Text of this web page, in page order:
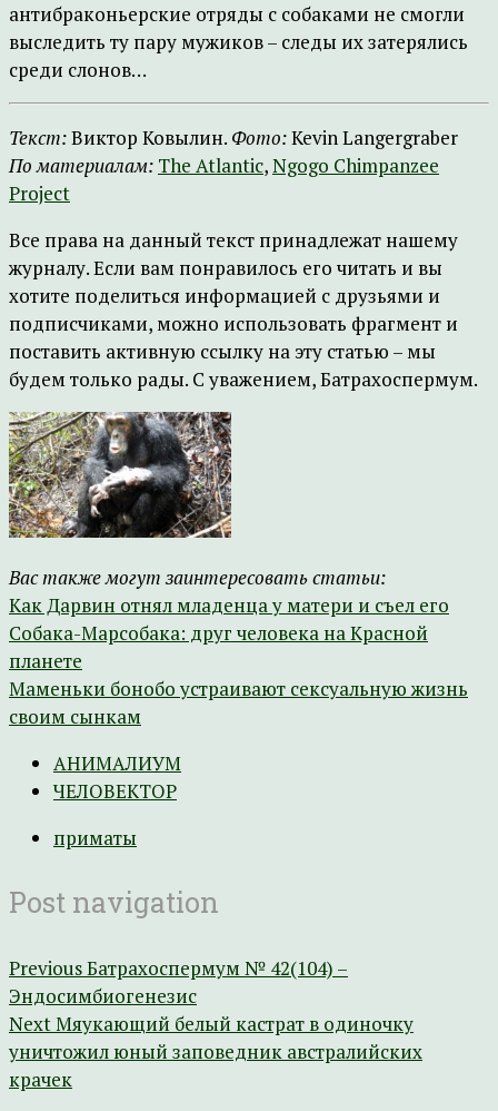
антибраконьерские отряды с собаками не смогли
выследить ту пару мужиков – следы их затерялись
среди слонов…
Текст:Виктор Ковылин. Фото:Kevin Langergraber
По материалам: The Atlantic,Ngogo Chimpanzee
Project
Все права на данный текст принадлежат нашему
журналу. Если вам понравилось его читать и вы
хотите поделиться информацией с друзьями и
подписчиками, можно использовать фрагмент и
поставить активную ссылку на эту статью – мы
будем только рады. С уважением, Батрахоспермум.
Вас также могут заинтересовать статьи:
Как Дарвин отнял младенца у матери и съел его
Собака-Марсобака: друг человека на Красной
планете
Маменьки бонобо устраивают сексуальную жизнь
своим сынкам
АНИМАЛИУМ
ЧЕЛОВЕКТОР
приматы
Post navigation
PreviousБатрахоспермум № 42(104) –
Эндосимбиогенезис
NextМяукающий белый кастрат в одиночку
уничтожил юный заповедник австралийских
крачек